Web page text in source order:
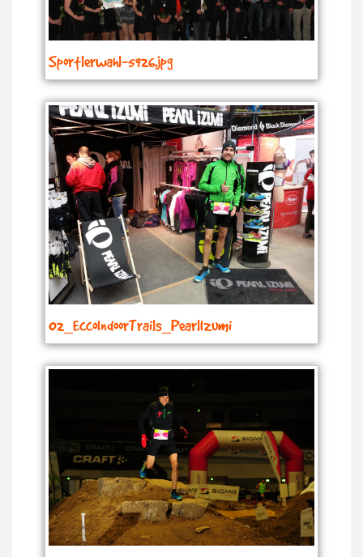
Sportlerwahl-5926.jpg
02_EccoIndoorTrails_PearlIzumi